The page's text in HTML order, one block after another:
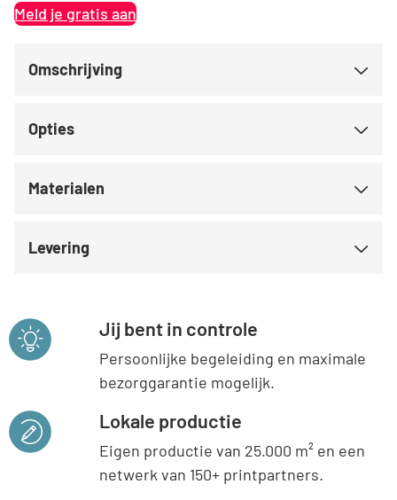
Meld je gratis aan
Omschrijving
Opties
Materialen
Levering
Jij bent in controle
Persoonlijke begeleiding en maximale
bezorggarantie mogelijk.
Lokale productie
Eigen productie van 25.000 m² en een
netwerk van 150+ printpartners.